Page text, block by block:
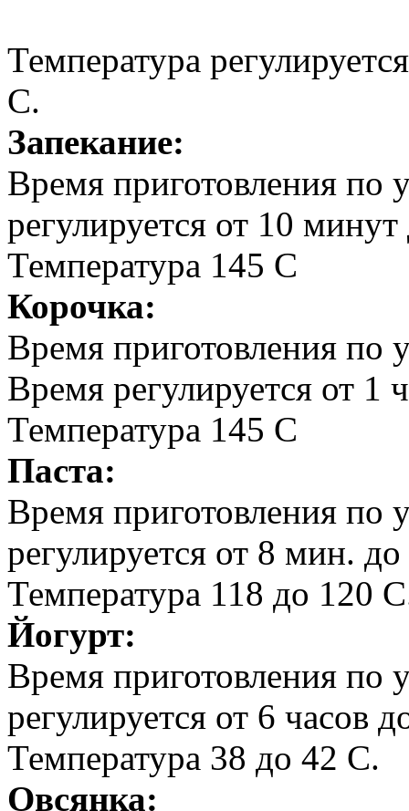
Температура
С.
Запекание:
Время приготовления
регулируется от 10
Температура 145 С
Корочка:
Время приготовления по
Время регулируется от 1
Температура 145 С
Паста:
Время приготовления
регулируется от 8 мин.
Температура 118 до 120
Йогурт:
Время приготовления по
регулируется от 6 часов
Температура 38 до 42 С.
Овсянка: